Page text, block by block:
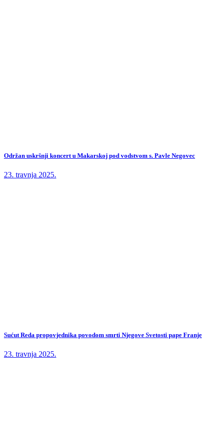
Održan uskršnji koncert u Makarskoj pod vodstvom s. Pavle Negovec
23. travnja 2025.
Sućut Reda propovjednika povodom smrti Njegove Svetosti pape Franje
23. travnja 2025.